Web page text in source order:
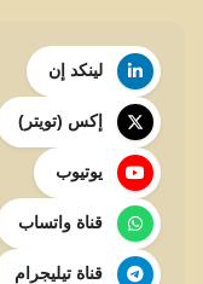
لينكد إن
إكس (تويتر)
يوتيوب
قناة واتساب
قناة تيليجرام